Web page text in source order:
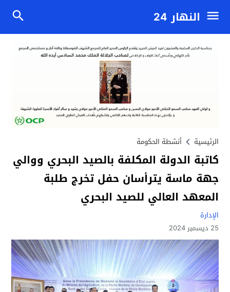
النهار 24
الرئيسية أنشطة الحكومة
كاتبة الدولة المكلفة بالصيد البحري ووالي
جهة ماسة يترأسان حفل تخرج طلبة
المعهد العالي للصيد البحري
الإدارة
25 ديسمبر 2024